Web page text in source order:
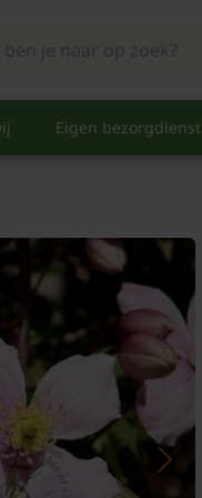
Eigen bezorgdienst